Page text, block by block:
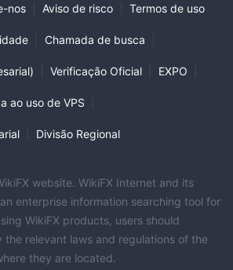
nos Aviso de risco Termos de uso
Chamada de busca
Verificação Oficial EXPO
ao uso de VPS
Divisão Regional
website. WikiFX Internet and its
enterprise information searching tool for
WikiFX products, users should
the relevant laws and regulations of the
they are located.